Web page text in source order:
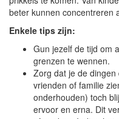
beter kunnen concentreren
Enkele tips zijn:
Gun jezelf de tijd om
grenzen te wennen.
Zorg dat je de
vrienden of familie
onderhouden) toch
ervoor en erna. Dit